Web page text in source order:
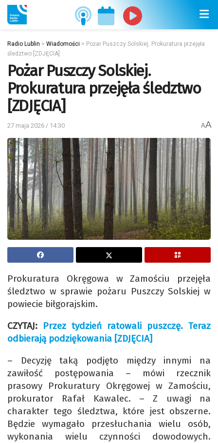
Radio Lublin > Wiadomości > Pożar Puszczy Solskiej. Prokuratura przejęła
śledztwo [ZDJĘCIA]
Pożar Puszczy Solskiej.
Prokuratura przejęła śledztwo
[ZDJĘCIA]
27 maja 2026 / 14:30 AA
Prokuratura Okręgowa w Zamościu przejęła
śledztwo w sprawie pożaru Puszczy Solskiej w
powiecie biłgorajskim.
CZYTAJ: Przez tydzień ratowali puszczę. Teraz
odbierają podziękowania [ZDJĘCIA]
– Decyzję taką podjęto między innymi na
zawiłość postępowania – mówi rzecznik
prasowy Prokuratury Okręgowej w Zamościu,
prokurator Rafał Kawalec. – Z uwagi na
charakter tego śledztwa, które jest obszerne.
Będzie wymagało przesłuchania wielu osób,
wykonania wielu czynności dowodowych.